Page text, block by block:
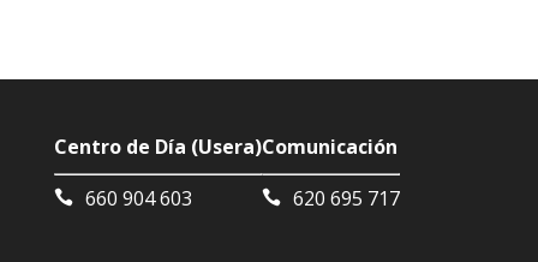
Centro de Día (Usera)
660 904 603
Comunicación
620 695 717